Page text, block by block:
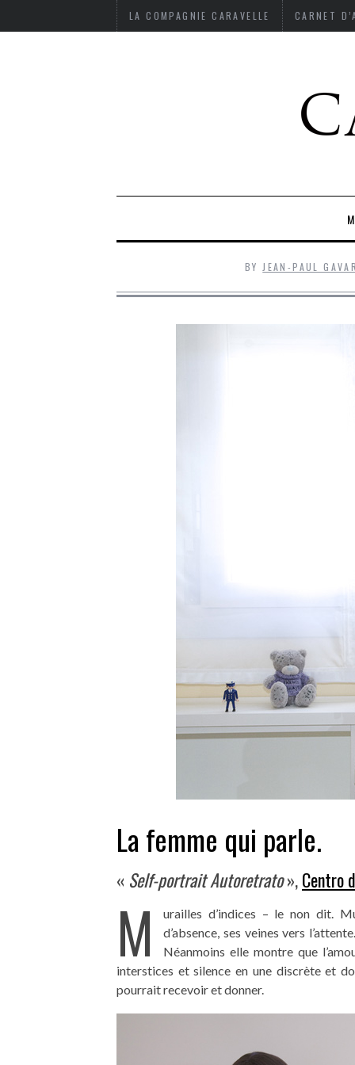
LA COMPAGNIE CARAVELLE CARNET
BY JEAN-PAUL
La femme qui parle.
« Self-portrait Autoretrato»,Centro
M
urailles d’indices – le non dit.
d’absence, ses veines vers
Néanmoins elle montre que
interstices et silence en une discrète et
pourrait recevoir et donner.